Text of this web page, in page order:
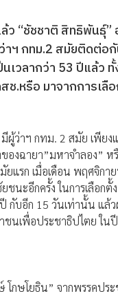
ล้ว “ชัชชาติ สิทธิพันธุ์
าฯ กทม.2 สมัยติดต่
เวลากว่า 53 ปีแล้ว
ช.หรือ มาจากการเลื
ผู้ว่าฯ กทม. 2 สมัย เพียง
าของฉายา”มหาจำลอง
มัยแรก เมื่อเดือน พฤศจิก
ชนะอีกครั้ง ในการเลือก
กับอีก 15 วันเท่านั้น แ
นเพื่อประชาธิปไตย ใน
โกษโยธิน” จากพรรคปร